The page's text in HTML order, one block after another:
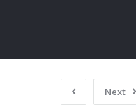
Next